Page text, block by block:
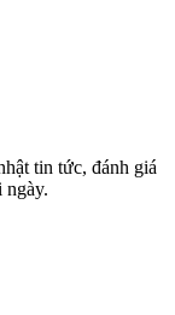
tin tức, đánh giá
ngày.